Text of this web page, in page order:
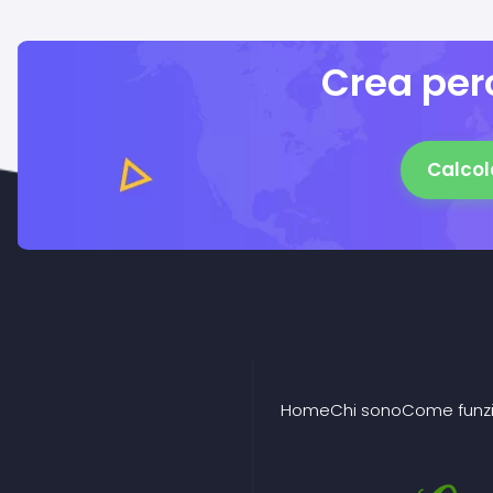
Crea
HomeChi sonoCome